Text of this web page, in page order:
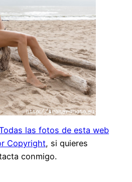
las fotos de esta web
Copyright, si quieres
conmigo.